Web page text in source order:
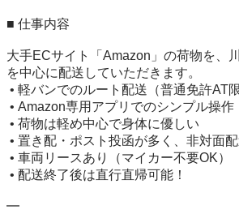
■ 仕事内容
大手ECサイト「Amazon」の荷物を、
を中心に配送していただきます。
━